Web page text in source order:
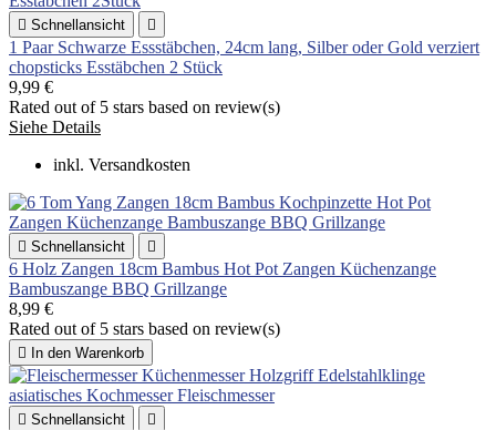
 Schnellansicht 
1 Paar Schwarze Essstäbchen, 24cm lang, Silber oder Gold verziert
chopsticks Esstäbchen 2 Stück
9,99 €
Rated out of 5 stars based on review(s)
Siehe Details
inkl. Versandkosten
 Schnellansicht 
6 Holz Zangen 18cm Bambus Hot Pot Zangen Küchenzange
Bambuszange BBQ Grillzange
8,99 €
Rated out of 5 stars based on review(s)
 In den Warenkorb
 Schnellansicht 